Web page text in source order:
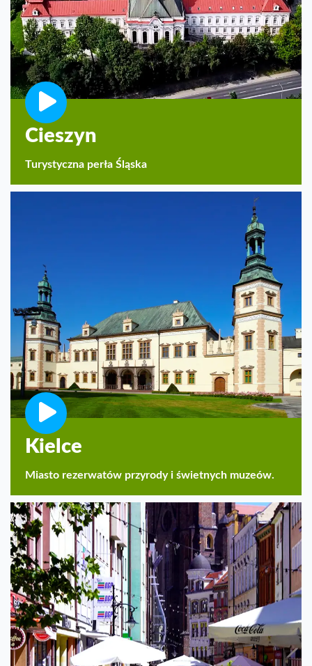
Cieszyn
Turystyczna perła Śląska
Kielce
Miasto rezerwatów przyrody i świetnych muzeów.